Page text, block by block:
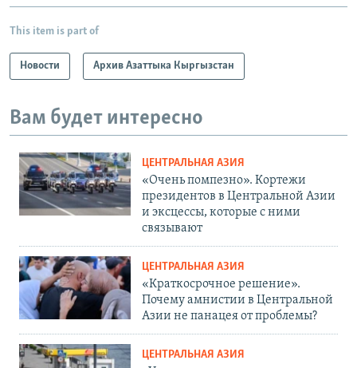
This item is part of
Новости Архив Азаттыка Кыргызстан
Вам будет интересно
ЦЕНТРАЛЬНАЯ АЗИЯ
«Очень помпезно». Кортежи
президентов в Центральной Азии
и эксцессы, которые с ними
связывают
ЦЕНТРАЛЬНАЯ АЗИЯ
«Краткосрочное решение».
Почему амнистии в Центральной
Азии не панацея от проблемы?
ЦЕНТРАЛЬНАЯ АЗИЯ